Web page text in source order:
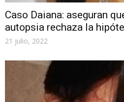
Caso Daiana: aseguran
autopsia rechaza la
21 julio, 2022